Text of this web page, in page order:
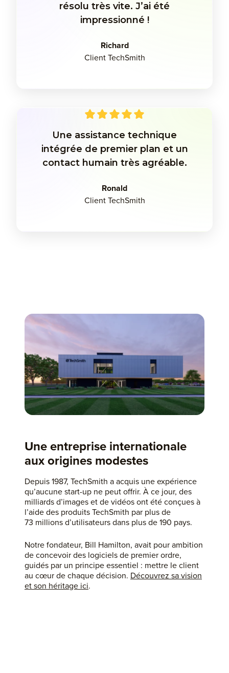
résolu très vite. J’ai été
impressionné !
Richard
Client TechSmith
Une assistance technique
intégrée de premier plan et un
contact humain très agréable.
Ronald
Client TechSmith
Une entreprise internationale
aux origines modestes
Depuis 1987, TechSmith a acquis une expérience
qu’aucune start-up ne peut offrir. À ce jour, des
milliards d’images et de vidéos ont été conçues à
l’aide des produits TechSmith par plus de
73 millions d’utilisateurs dans plus de 190 pays.
Notre fondateur, Bill Hamilton, avait pour ambition
de concevoir des logiciels de premier ordre,
guidés par un principe essentiel : mettre le client
au cœur de chaque décision. Découvrez sa vision
et son héritage ici.